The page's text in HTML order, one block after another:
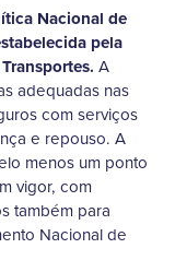
Nacional de
pela
A
adequadas nas
com serviços
e repouso. A
menos um ponto
vigor, com
também para
Nacional de